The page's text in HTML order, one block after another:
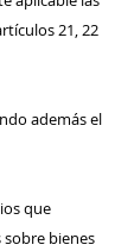
21, 22
además el
que
bienes